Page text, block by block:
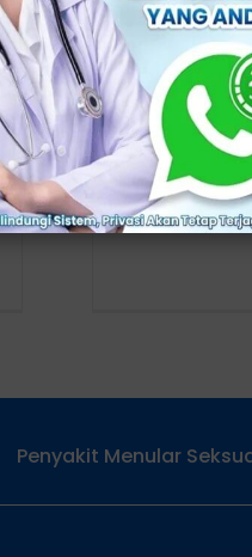
Kulup
Hati-Hati
Mengintai!
Klinik
sempit dan
sering kali
(radang kepala
Penyakit Menular